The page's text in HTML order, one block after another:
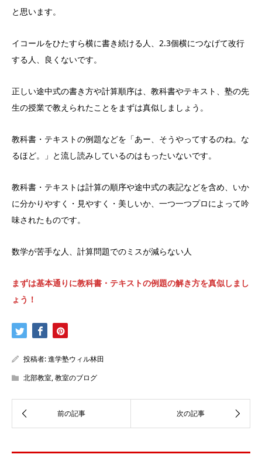
と思います。
イコールをひたすら横に書き続ける人、2.3個横につなげて改行
する人、良くないです。
正しい途中式の書き方や計算順序は、教科書やテキスト、塾の先
生の授業で教えられたことをまずは真似しましょう。
教科書・テキストの例題などを「あー、そうやってするのね。な
るほど。」と流し読みしているのはもったいないです。
教科書・テキストは計算の順序や途中式の表記などを含め、いか
に分かりやすく・見やすく・美しいか、一つ一つプロによって吟
味されたものです。
数学が苦手な人、計算問題でのミスが減らない人
まずは基本通りに教科書・テキストの例題の解き方を真似しまし
ょう！
投稿者:進学塾ウィル林田
北部教室,教室のブログ